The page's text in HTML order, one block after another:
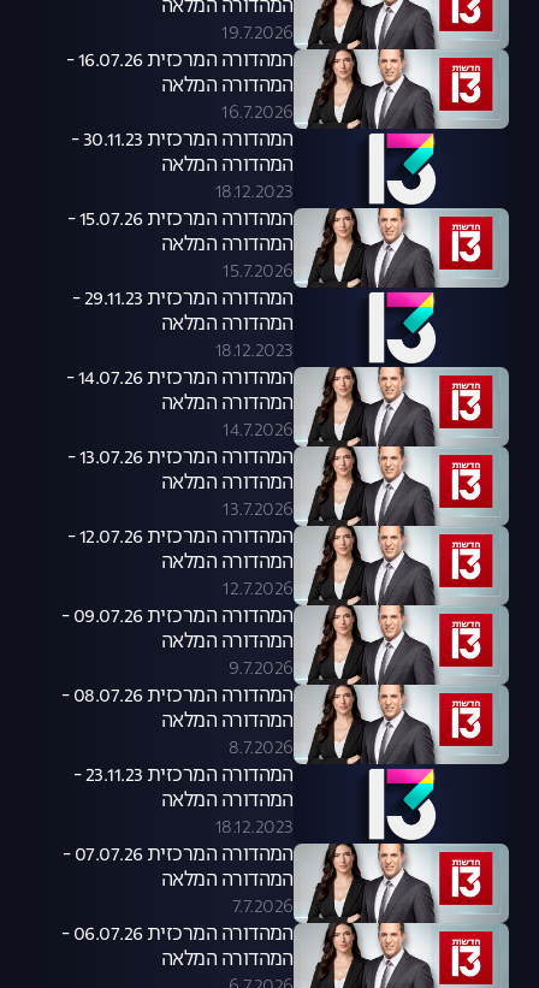
המהדורה המלאה
19.7.2026
המהדורה המרכזית 16.07.26 -
המהדורה המלאה
16.7.2026
המהדורה המרכזית 30.11.23 -
המהדורה המלאה
18.12.2023
המהדורה המרכזית 15.07.26 -
המהדורה המלאה
15.7.2026
המהדורה המרכזית 29.11.23 -
המהדורה המלאה
18.12.2023
המהדורה המרכזית 14.07.26 -
המהדורה המלאה
14.7.2026
המהדורה המרכזית 13.07.26 -
המהדורה המלאה
13.7.2026
המהדורה המרכזית 12.07.26 -
המהדורה המלאה
12.7.2026
המהדורה המרכזית 09.07.26 -
המהדורה המלאה
9.7.2026
המהדורה המרכזית 08.07.26 -
המהדורה המלאה
8.7.2026
המהדורה המרכזית 23.11.23 -
המהדורה המלאה
18.12.2023
המהדורה המרכזית 07.07.26 -
המהדורה המלאה
7.7.2026
המהדורה המרכזית 06.07.26 -
המהדורה המלאה